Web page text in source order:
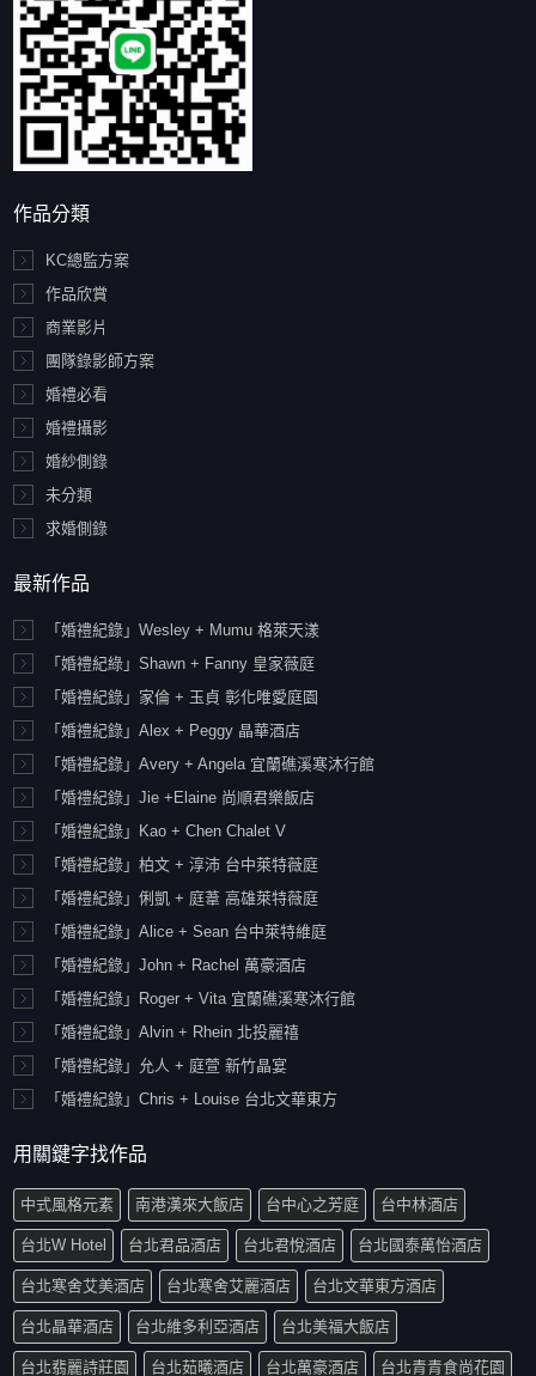
作品分類
KC總監方案
作品欣賞
商業影片
團隊錄影師方案
婚禮必看
婚禮攝影
婚紗側錄
未分類
求婚側錄
最新作品
「婚禮紀錄」Wesley + Mumu 格萊天漾
「婚禮紀綠」Shawn + Fanny 皇家薇庭
「婚禮紀錄」家倫 + 玉貞 彰化唯愛庭園
「婚禮紀錄」Alex + Peggy 晶華酒店
「婚禮紀錄」Avery + Angela 宜蘭礁溪寒沐行館
「婚禮紀錄」Jie +Elaine 尚順君樂飯店
「婚禮紀錄」Kao + Chen Chalet V
「婚禮紀錄」柏文 + 淳沛 台中萊特薇庭
「婚禮紀錄」俐凱 + 庭葦 高雄萊特薇庭
「婚禮紀錄」Alice + Sean 台中萊特維庭
「婚禮紀錄」John + Rachel 萬豪酒店
「婚禮紀錄」Roger + Vita 宜蘭礁溪寒沐行館
「婚禮紀錄」Alvin + Rhein 北投麗禧
「婚禮紀錄」允人 + 庭萱 新竹晶宴
「婚禮紀錄」Chris + Louise 台北文華東方
用關鍵字找作品
中式風格元素 南港漢來大飯店 台中心之芳庭 台中林酒店
台北W Hotel 台北君品酒店 台北君悅酒店 台北國泰萬怡酒店
台北寒舍艾美酒店 台北寒舍艾麗酒店 台北文華東方酒店
台北晶華酒店 台北維多利亞酒店 台北美福大飯店
台北翡麗詩莊園 台北茹曦酒店 台北萬豪酒店 台北青青食尚花園